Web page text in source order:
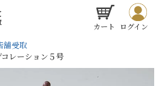
カート ログイン
舗受取
レーション５号